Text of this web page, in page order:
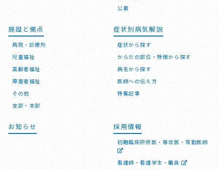
公募
施設と拠点
病院・診療所
児童福祉
高齢者福祉
障害者福祉
その他
支部・本部
症状別病気解説
症状から探す
からだの部位・特徴から探す
病名から探す
医師への伝え方
特集記事
お知らせ 採用情報
初期臨床研修医・専攻医・常勤医師
看護師・看護学生・職員